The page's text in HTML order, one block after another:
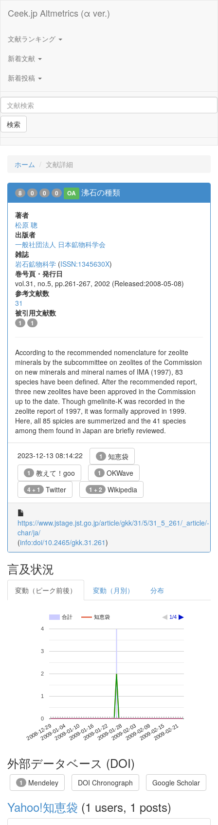
Ceek.jp Altmetrics (α ver.)
文献ランキング
新着文献
新着投稿
検索
ホーム 文献詳細
8 0 0 0 OA 沸石の種類
著者
松原 聰
出版者
一般社団法人 日本鉱物科学会
雑誌
岩石鉱物科学 (ISSN:1345630X)
巻号頁・発行日
vol.31, no.5, pp.261-267, 2002 (Released:2008-05-08)
参考文献数
31
被引用文献数
1 1
According to the recommended nomenclature for zeolite
minerals by the subcommittee on zeolites of the Commission
on new minerals and mineral names of IMA (1997), 83
species have been defined. After the recommended report,
three new zeolites have been approved in the Commission
up to the date. Though gmelinite-K was recorded in the
zeolite report of 1997, it was formally approved in 1999.
Here, all 85 spicies are summerized and the 41 species
among them found in Japan are briefly reviewed.
2023-12-13 08:14:22 1 知恵袋
1 教えて！goo 1 OKWave
4 + 1 Twitter 1 + 2 Wikipedia
https://www.jstage.jst.go.jp/article/gkk/31/5/31_5_261/_article/-
char/ja/
(info:doi/10.2465/gkk.31.261)
言及状況
変動（ピーク前後） 変動（月別） 分布
合計 知恵袋 1/4
2008-12-292009-01-042009-01-102009-01-162009-01-222009-01-282009-02-032009-02-092009-02-152009-02-21
0
1
2
3
4
外部データベース (DOI)
1 Mendeley DOI Chronograph Google Scholar
Yahoo!知恵袋 (1 users, 1 posts)